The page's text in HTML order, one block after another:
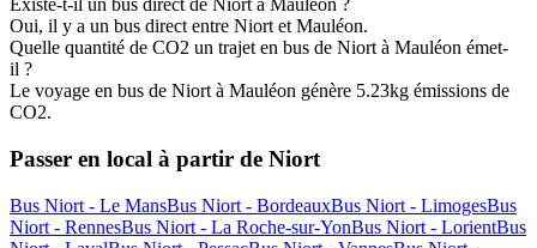
Existe-t-il un bus direct de Niort à Mauléon ?
Oui, il y a un bus direct entre Niort et Mauléon.
Quelle quantité de CO2 un trajet en bus de Niort à Mauléon émet-
il ?
Le voyage en bus de Niort à Mauléon génère 5.23kg émissions de
CO2.
Passer en local à partir de Niort
Bus Niort - Le MansBus Niort - BordeauxBus Niort - LimogesBus
Niort - RennesBus Niort - La Roche-sur-YonBus Niort - LorientBus